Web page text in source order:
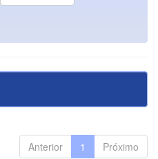
Anterior 1 Próximo